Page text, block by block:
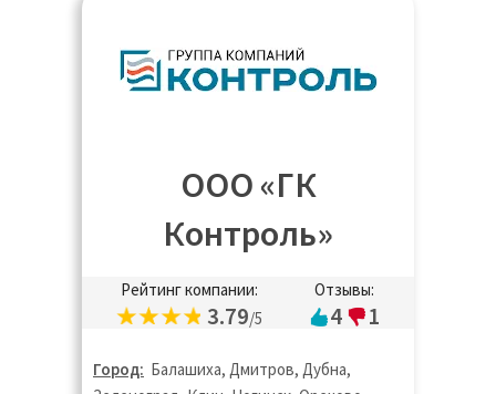
Павловский Посад, Подольск, Протвино,
Пушкино, Пущино, Раменское, Реутов,
Таганрог, Талдом, Тверь, Томск, Фрязино,
Щёлково, Электрогорск, Электросталь,
ООО «ГК
Контроль»
Рейтинг компании:
3.79/5
Отзывы:
4 1
Город: Балашиха, Дмитров, Дубна,